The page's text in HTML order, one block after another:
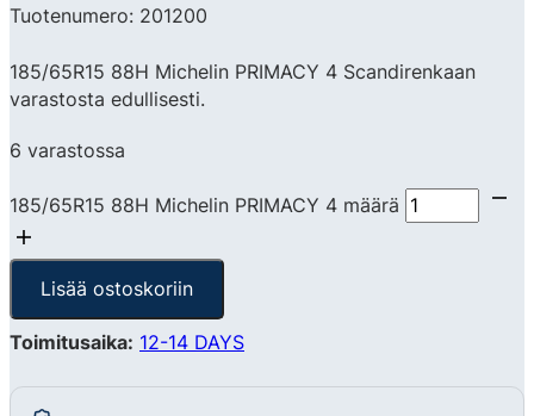
Tuotenumero: 201200
185/65R15 88H Michelin PRIMACY 4 Scandirenkaan
varastosta edullisesti.
6 varastossa
185/65R15 88H Michelin PRIMACY 4 määrä
Lisää ostoskoriin
Toimitusaika: 12-14 DAYS